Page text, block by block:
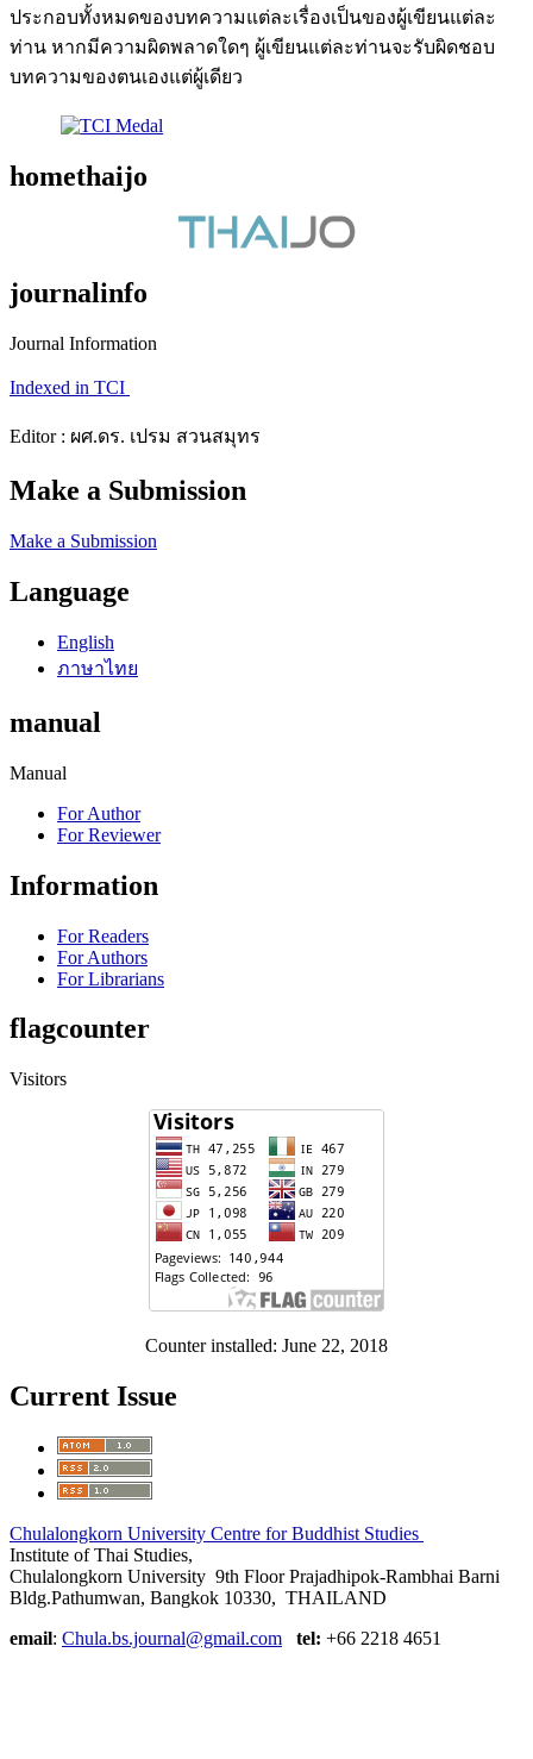
ประกอบทั้งหมดของบทความแต่ละเรื่องเป็นของผู้เขียนแต่ละ
ท่าน หากมีความผิดพลาดใดๆ ผู้เขียนแต่ละท่านจะรับผิดชอบ
บทความของตนเองแต่ผู้เดียว
homethaijo
journalinfo
Journal Information
Indexed in TCI
Editor : ผศ.ดร. เปรม สวนสมุทร
Make a Submission
Make a Submission
Language
English
ภาษาไทย
manual
Manual
For Author
For Reviewer
Information
For Readers
For Authors
For Librarians
flagcounter
Visitors
Counter installed: June 22, 2018
Current Issue
Chulalongkorn University Centre for Buddhist Studies
Institute of Thai Studies,
Chulalongkorn University 9th Floor Prajadhipok-Rambhai Barni
Bldg.Pathumwan, Bangkok 10330, THAILAND
email: Chula.bs.journal@gmail.com tel: +66 2218 4651